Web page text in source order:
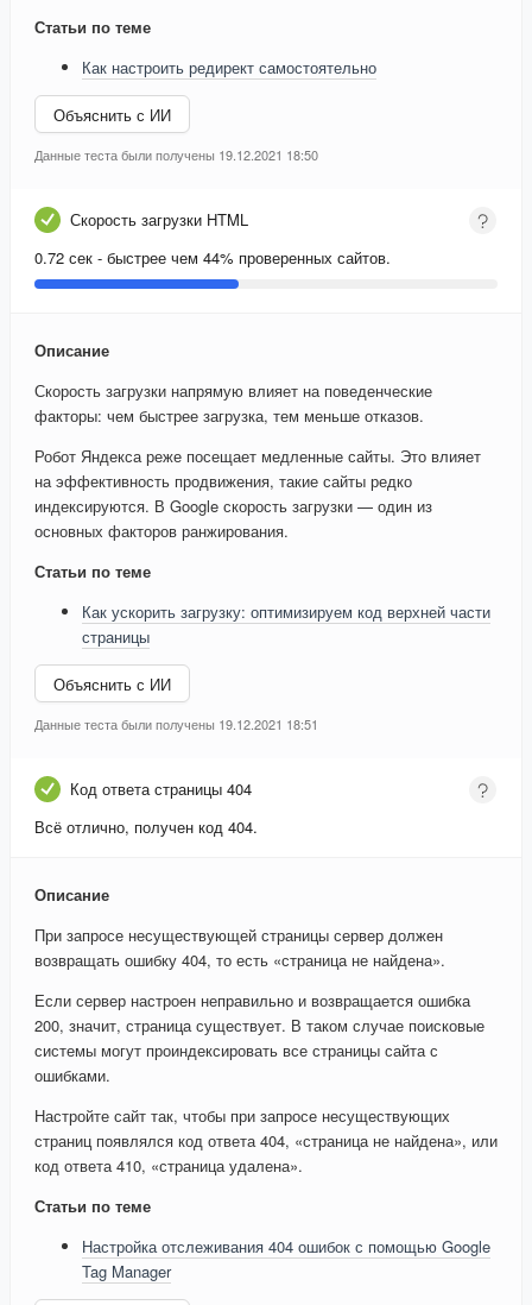
Статьи по теме
Как настроить редирект самостоятельно
Объяснить с ИИ
Данные теста были получены 19.12.2021 18:50
Скорость загрузки HTML
0.72 сек - быстрее чем 44% проверенных сайтов.
Описание
Скорость загрузки напрямую влияет на поведенческие
факторы: чем быстрее загрузка, тем меньше отказов.
Робот Яндекса реже посещает медленные сайты. Это влияет
на эффективность продвижения, такие сайты редко
индексируются. В Google скорость загрузки — один из
основных факторов ранжирования.
Статьи по теме
Как ускорить загрузку: оптимизируем код верхней части
страницы
Объяснить с ИИ
Данные теста были получены 19.12.2021 18:51
Код ответа страницы 404
Всё отлично, получен код 404.
Описание
При запросе несуществующей страницы сервер должен
возвращать ошибку 404, то есть «страница не найдена».
Если сервер настроен неправильно и возвращается ошибка
200, значит, страница существует. В таком случае поисковые
системы могут проиндексировать все страницы сайта с
ошибками.
Настройте сайт так, чтобы при запросе несуществующих
страниц появлялся код ответа 404, «страница не найдена», или
код ответа 410, «страница удалена».
Статьи по теме
Настройка отслеживания 404 ошибок с помощью Google
Tag Manager